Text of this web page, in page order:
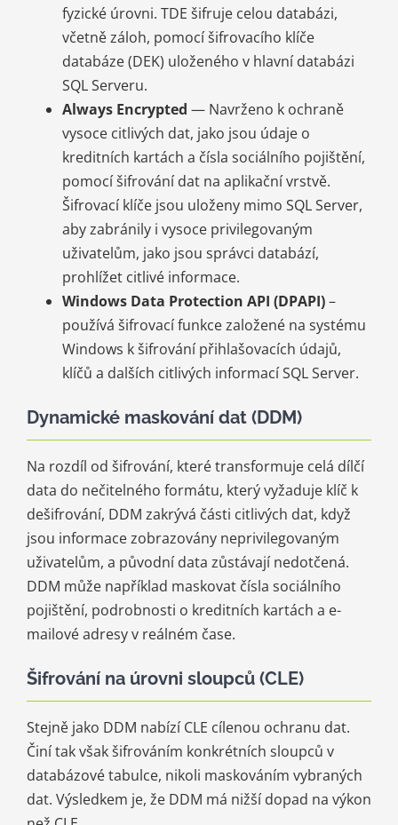
fyzické úrovni. TDE šifruje celou databázi,
včetně záloh, pomocí šifrovacího klíče
databáze (DEK) uloženého v hlavní databázi
SQL Serveru.
Always Encrypted — Navrženo k ochraně
vysoce citlivých dat, jako jsou údaje o
kreditních kartách a čísla sociálního pojištění,
pomocí šifrování dat na aplikační vrstvě.
Šifrovací klíče jsou uloženy mimo SQL Server,
aby zabránily i vysoce privilegovaným
uživatelům, jako jsou správci databází,
prohlížet citlivé informace.
Windows Data Protection API (DPAPI)–
používá šifrovací funkce založené na systému
Windows k šifrování přihlašovacích údajů,
klíčů a dalších citlivých informací SQL Server.
Dynamické maskování dat (DDM)
Na rozdíl od šifrování, které transformuje celá dílčí
data do nečitelného formátu, který vyžaduje klíč k
dešifrování, DDM zakrývá části citlivých dat, když
jsou informace zobrazovány neprivilegovaným
uživatelům, a původní data zůstávají nedotčená.
DDM může například maskovat čísla sociálního
pojištění, podrobnosti o kreditních kartách a e-
mailové adresy v reálném čase.
Šifrování na úrovni sloupců (CLE)
Stejně jako DDM nabízí CLE cílenou ochranu dat.
Činí tak však šifrováním konkrétních sloupců v
databázové tabulce, nikoli maskováním vybraných
dat. Výsledkem je, že DDM má nižší dopad na výkon